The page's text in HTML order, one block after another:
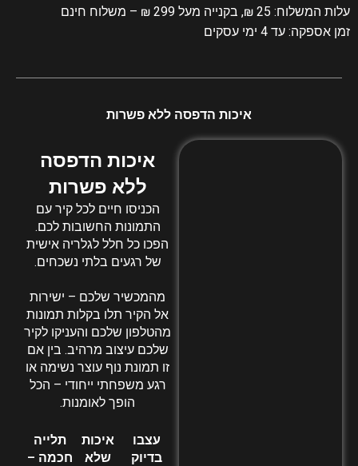
עלות המשלוח: 25 ₪, בקנייה מעל 299 ₪ – משלוח חינם
זמן אספקה: עד 4 ימי עסקים
איכות הדפסה ללא פשרות
איכות הדפסה
ללא פשרות
הכניסו חיים לכל קיר עם
התמונות החשובות לכם.
הפכו כל חלל לגלריה אישית
של רגעים בלתי נשכחים.
מהמכשיר שלכם – ישירות
אל הקיר תלו בקלות תמונות
מהטלפון שלכם והעניקו לקיר
שלכם עיצוב מרהיב. בין אם
זו תמונת נוף עוצר נשימה או
רגע משפחתי ייחודי – הכל
הופך לאומנות.
עצבו
בדיוק
איכות
שלא
תלייה
חכמה –